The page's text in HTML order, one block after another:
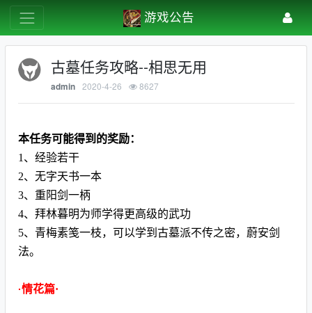
游戏公告
古墓任务攻略--相思无用
admin 2020-4-26 8627
本任务可能得到的奖励：
1、经验若干
2、无字天书一本
3、重阳剑一柄
4、拜林暮明为师学得更高级的武功
5、青梅素笺一枝，可以学到古墓派不传之密，蔚安剑
法。
·情花篇·